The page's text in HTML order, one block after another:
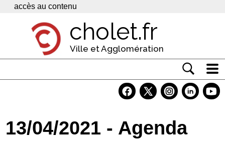
Panneau de gestion des cookies
accès au contenu
cholet.fr
Ville et Agglomération
Economie
13/04/2021 - Agenda